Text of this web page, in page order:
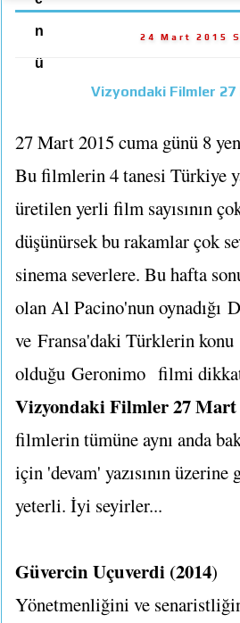
n
ü
24 Mart 2015
Vizyondaki Filmler 27
27 Mart 2015 cuma günü 8
Bu filmlerin 4 tanesi Türkiye
üretilen yerli film sayısının
düşünürsek bu rakamlar çok
sinema severlere. Bu hafta
olan Al Pacino'nun oynadığı
ve Fransa'daki Türklerin konu
olduğu Geronimo filmi
Vizyondaki Filmler 27 Mart
filmlerin tümüne aynı anda
için 'devam' yazısının üzerine
yeterli. İyi seyirler...
Güvercin Uçuverdi (2014)
Yönetmenliğini ve